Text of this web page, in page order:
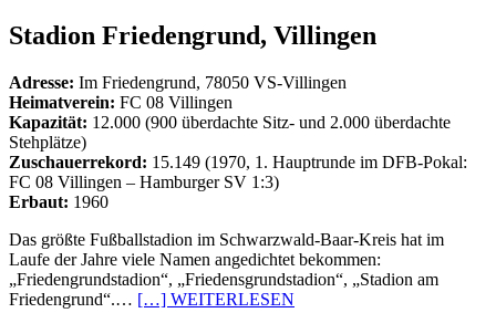
Stadion Friedengrund, Villingen
Adresse: Im Friedengrund, 78050 VS-Villingen
Heimatverein: FC 08 Villingen
Kapazität: 12.000 (900 überdachte Sitz- und 2.000 überdachte
Stehplätze)
Zuschauerrekord: 15.149 (1970, 1. Hauptrunde im DFB-Pokal:
FC 08 Villingen – Hamburger SV 1:3)
Erbaut: 1960
Das größte Fußballstadion im Schwarzwald-Baar-Kreis hat im
Laufe der Jahre viele Namen angedichtet bekommen:
„Friedengrundstadion“, „Friedensgrundstadion“, „Stadion am
Friedengrund“.… […] WEITERLESEN